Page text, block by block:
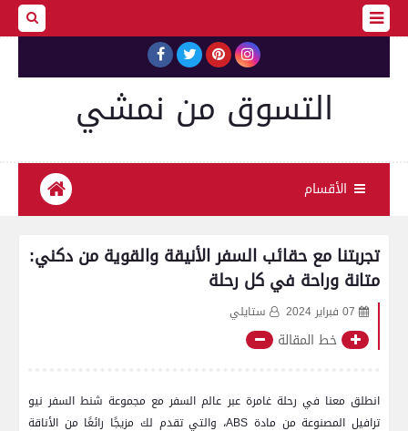
التسوق من نمشي
الأقسام
تجربتنا مع حقائب السفر الأنيقة والقوية من دكني:
متانة وراحة في كل رحلة
07 فبراير 2024 ستايلي
خط المقالة
انطلق⁢ معنا في رحلة غامرة عبر عالم ⁤السفر ⁢مع مجموعة شنط السفر‍ نيو
ترافيل المصنوعة من مادة⁤ ABS، ⁢والتي‌ تقدم لك مزيجًا رائعًا من الأناقة